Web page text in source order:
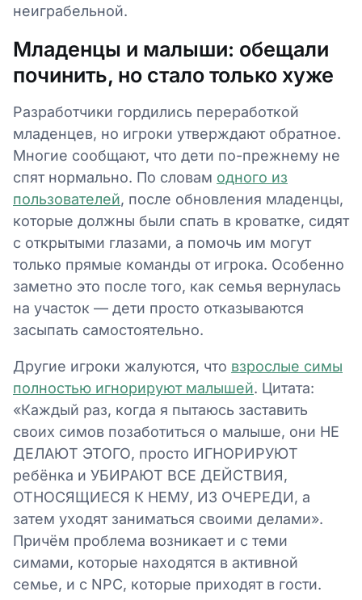
неиграбельной.
Младенцы и малыши: обещали
починить, но стало только хуже
Разработчики гордились переработкой
младенцев, но игроки утверждают обратное.
Многие сообщают, что дети по-прежнему не
спят нормально. По словам одного из
пользователей, после обновления младенцы,
которые должны были спать в кроватке, сидят
с открытыми глазами, а помочь им могут
только прямые команды от игрока. Особенно
заметно это после того, как семья вернулась
на участок — дети просто отказываются
засыпать самостоятельно.
Другие игроки жалуются, что взрослые симы
полностью игнорируют малышей. Цитата:
«Каждый раз, когда я пытаюсь заставить
своих симов позаботиться о малыше, они НЕ
ДЕЛАЮТ ЭТОГО, просто ИГНОРИРУЮТ
ребёнка и УБИРАЮТ ВСЕ ДЕЙСТВИЯ,
ОТНОСЯЩИЕСЯ К НЕМУ, ИЗ ОЧЕРЕДИ, а
затем уходят заниматься своими делами».
Причём проблема возникает и с теми
симами, которые находятся в активной
семье, и с NPC, которые приходят в гости.